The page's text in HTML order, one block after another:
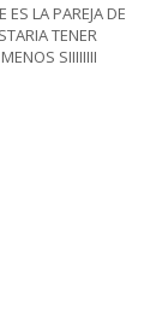
LA PAREJA DE
TENER
SIIIIIIII